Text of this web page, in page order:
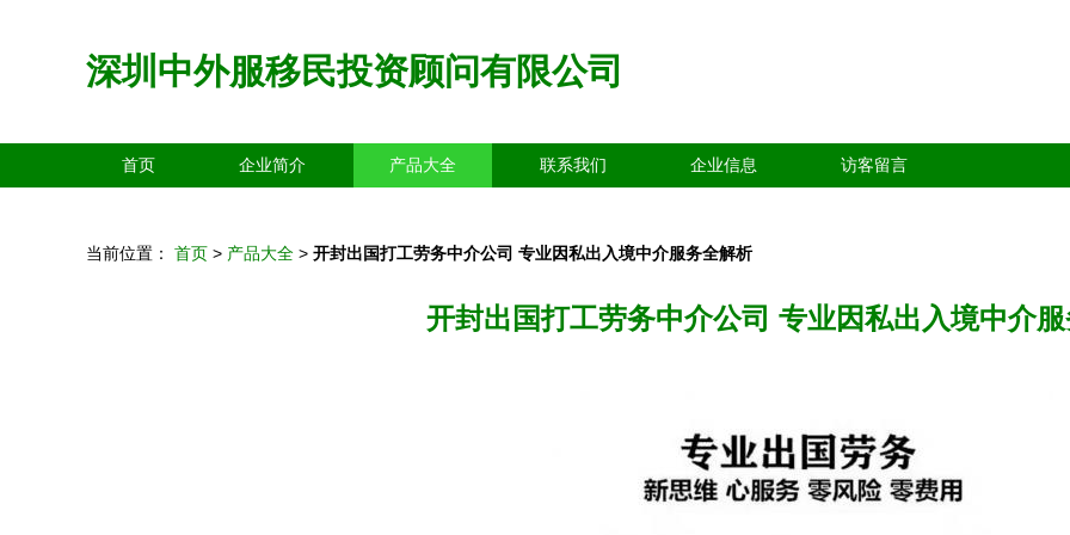
深圳中外服移民投资顾问有限公司
首页 企业简介 产品大全 联系我们 企业信息 访客留言
当前位置： 首页 > 产品大全 > 开封出国打工劳务中介公司 专业因私出入境中介服务全解析
开封出国打工劳务中介公司 专业因私出入境中介